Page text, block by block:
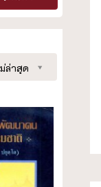
ล่าสุด